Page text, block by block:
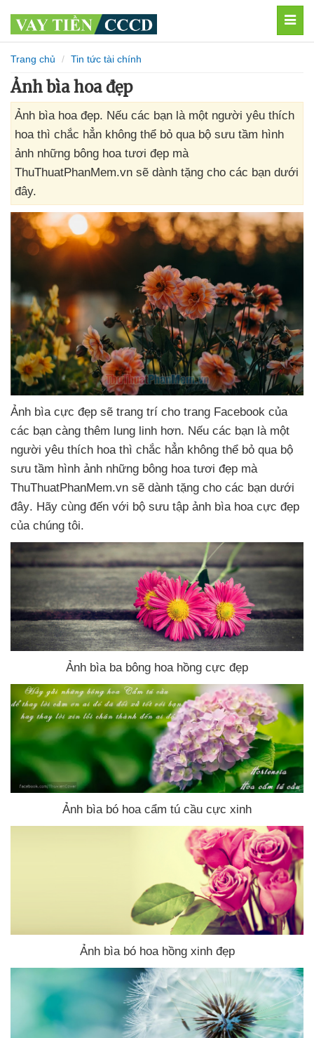
Trang chủ Tin tức tài chính
Ảnh bìa hoa đẹp
Ảnh bìa hoa đẹp. Nếu các bạn là một người yêu thích
hoa thì chắc hẳn không thể bỏ qua bộ sưu tầm hình
ảnh những bông hoa tươi đẹp mà
ThuThuatPhanMem.vn sẽ dành tặng cho các bạn dưới
đây.
Ảnh bìa cực đẹp sẽ trang trí cho trang Facebook của
các bạn càng thêm lung linh hơn. Nếu các bạn là một
người yêu thích hoa thì chắc hẳn không thể bỏ qua bộ
sưu tầm hình ảnh những bông hoa tươi đẹp mà
ThuThuatPhanMem.vn sẽ dành tặng cho các bạn dưới
đây. Hãy cùng đến với bộ sưu tập ảnh bìa hoa cực đẹp
của chúng tôi.
Ảnh bìa ba bông hoa hồng cực đẹp
Ảnh bìa bó hoa cẩm tú cầu cực xinh
Ảnh bìa bó hoa hồng xinh đẹp